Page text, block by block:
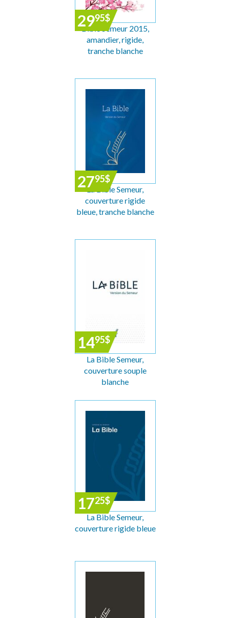
2995$
Bible Semeur 2015,
amandier, rigide,
tranche blanche
2795$
La Bible Semeur,
couverture rigide
bleue, tranche blanche
1495$
La Bible Semeur,
couverture souple
blanche
1725$
La Bible Semeur,
couverture rigide bleue